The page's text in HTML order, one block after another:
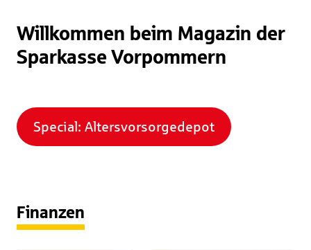
Willkommen beim Magazin der
Sparkasse Vorpommern
Special: Altersvorsorgedepot
Finanzen